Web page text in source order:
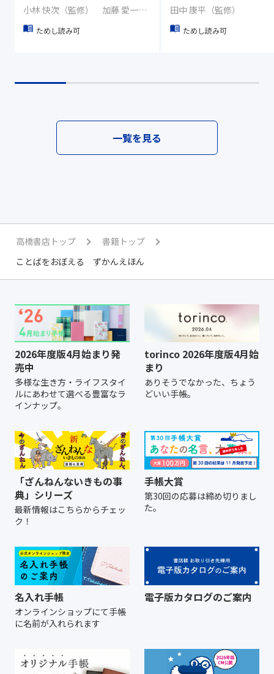
小林 快次（監修） 加藤 愛一（イラスト）
ためし読み可
田中 康平（監修）
ためし読み可
一覧を見る
高橋書店トップ
書籍トップ
ことばをおぼえる ずかんえほん
2026年度版4月始まり発
売中
多様な生き方・ライフスタイ
ルにあわせて選べる豊富なラ
インナップ。
torinco 2026年度版4月始
まり
ありそうでなかった、ちょう
どいい手帳。
「ざんねんないきもの事
典」シリーズ
最新情報はこちらからチェッ
ク！
手帳大賞
第30回の応募は締め切りまし
た。
名入れ手帳
オンラインショップにて手帳
に名前が入れられます
電子版カタログのご案内